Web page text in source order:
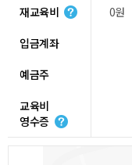
재교육비
0원
입금계좌
예금주
교육비
영수증